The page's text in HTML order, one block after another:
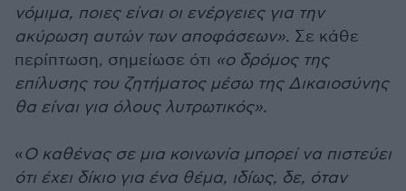
νόμιμα, ποιες είναι οι ενέργειες για την
ακύρωση αυτών των αποφάσεων». Σε κάθε
περίπτωση, σημείωσε ότι «ο δρόμος της
επίλυσης του ζητήματος μέσω της Δικαιοσύνης
θα είναι για όλους λυτρωτικός».
«Ο καθένας σε μια κοινωνία μπορεί να πιστεύει
ότι έχει δίκιο για ένα θέμα, ιδίως, δε, όταν